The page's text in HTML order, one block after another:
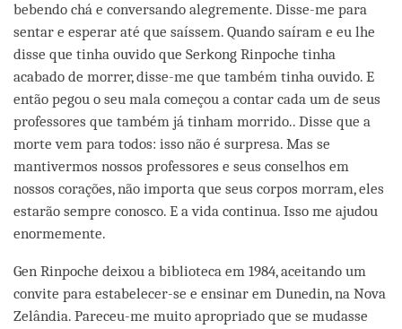
bebendo chá e conversando alegremente. Disse-me para
sentar e esperar até que saíssem. Quando saíram e eu lhe
disse que tinha ouvido que Serkong Rinpoche tinha
acabado de morrer, disse-me que também tinha ouvido. E
então pegou o seu mala começou a contar cada um de seus
professores que também já tinham morrido.. Disse que a
morte vem para todos: isso não é surpresa. Mas se
mantivermos nossos professores e seus conselhos em
nossos corações, não importa que seus corpos morram, eles
estarão sempre conosco. E a vida continua. Isso me ajudou
enormemente.
Gen Rinpoche deixou a biblioteca em 1984, aceitando um
convite para estabelecer-se e ensinar em Dunedin, na Nova
Zelândia. Pareceu-me muito apropriado que se mudasse